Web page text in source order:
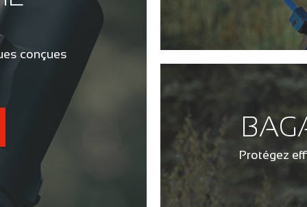
conçues
Protégez